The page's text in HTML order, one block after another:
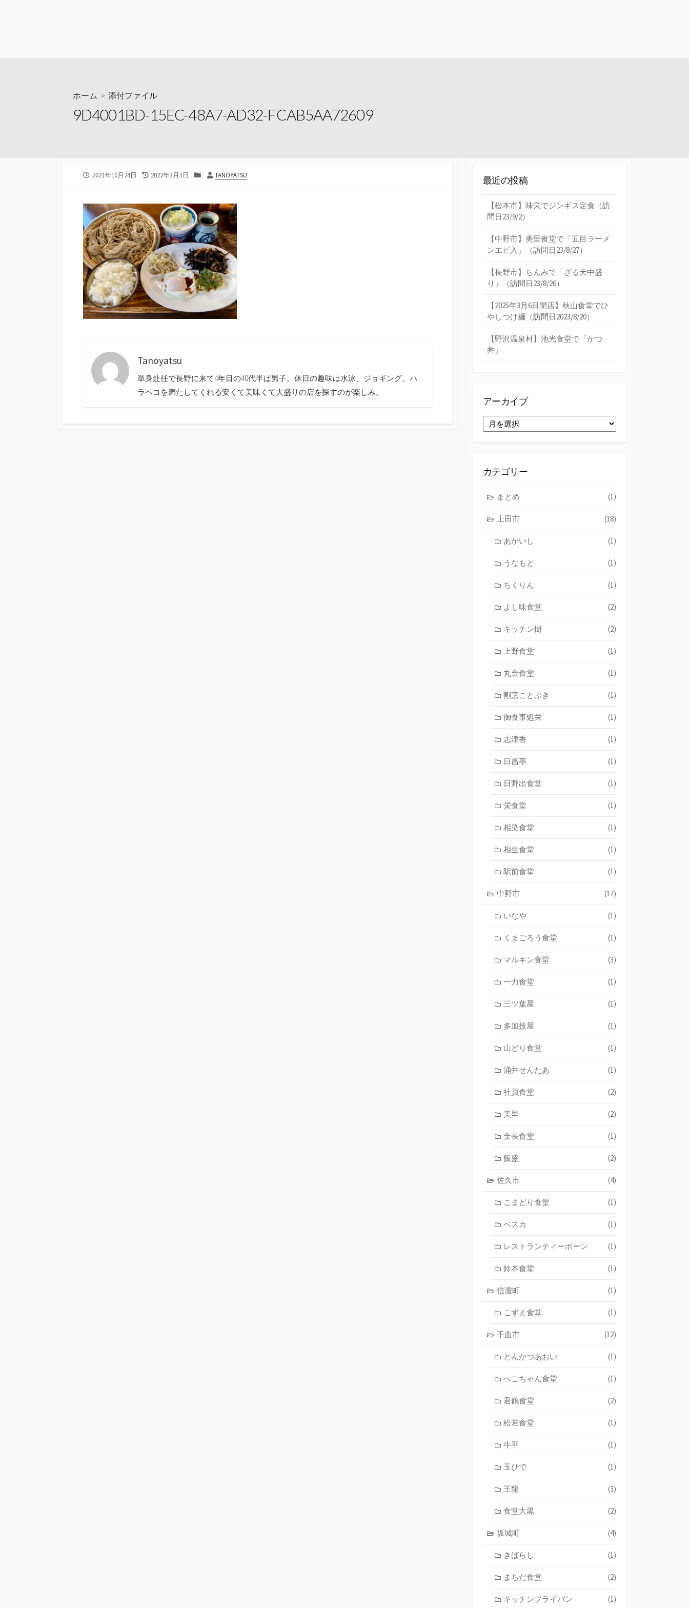
ホーム > 添付ファイル
9D4001BD-15EC-48A7-AD32-FCAB5AA72609
公
2021年10月24日
最
新
日
2022年3月3日
カ
リ
ー
投
TANOYATSU
Tanoyatsu
単身赴任で長野に来て4年目の40代半ば男子。休日の趣味は水泳、ジョギング。ハ
ラペコを満たしてくれる安くて美味くて大盛りの店を探すのが楽しみ。
最近の投稿
【松本市】味栄でジンギス定食（訪
問日23/9/2）
【中野市】美里食堂で「五目ラーメ
ンエビ入」（訪問日23/8/27）
【長野市】ちんみで「ざる天中盛
り」（訪問日23/8/26）
【2025年3月6日閉店】秋山食堂でひ
やしつけ麺（訪問日2023/8/20）
【野沢温泉村】池光食堂で「かつ
丼」
アーカイブ
ー
カテゴリー
まとめ (1)
上田市 (18)
あかいし (1)
うなもと (1)
ちくりん (1)
よし味食堂 (2)
キッチン樹 (2)
上野食堂 (1)
丸金食堂 (1)
割烹ことぶき (1)
御食事処栄 (1)
志津香 (1)
日昌亭 (1)
日野出食堂 (1)
栄食堂 (1)
相染食堂 (1)
相生食堂 (1)
駅前食堂 (1)
中野市 (17)
いなや (1)
くまごろう食堂 (1)
マルキン食堂 (3)
一力食堂 (1)
三ツ葉屋 (1)
多加技屋 (1)
山どり食堂 (1)
涌井せんたあ (1)
社員食堂 (2)
美里 (2)
金長食堂 (1)
飯盛 (2)
佐久市 (4)
こまどり食堂 (1)
ペスカ (1)
レストランティーボーン (1)
鈴本食堂 (1)
信濃町 (1)
こずえ食堂 (1)
千曲市 (12)
とんかつあおい (1)
ぺこちゃん食堂 (1)
君鶴食堂 (2)
松若食堂 (1)
牛平 (1)
玉ひで (1)
王龍 (3)
食堂大黒 (2)
坂城町 (4)
きばらし (1)
まちだ食堂 (2)
キッチンフライパン (1)